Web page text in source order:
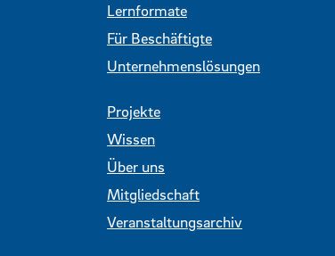
Lernformate
Für Beschäftigte
Unternehmenslösungen
Projekte
Wissen
Über uns
Mitgliedschaft
Veranstaltungsarchiv